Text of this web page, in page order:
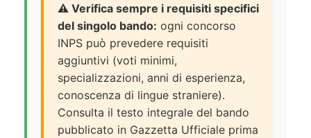
⚠️ Verifica sempre i requisiti specifici
del singolo bando: ogni concorso
INPS può prevedere requisiti
aggiuntivi (voti minimi,
specializzazioni, anni di esperienza,
conoscenza di lingue straniere).
Consulta il testo integrale del bando
pubblicato in Gazzetta Ufficiale prima